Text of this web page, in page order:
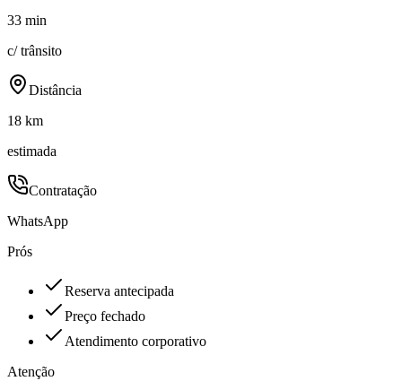
33 min
c/ trânsito
Distância
18 km
estimada
Contratação
WhatsApp
Prós
Reserva antecipada
Preço fechado
Atendimento corporativo
Atenção